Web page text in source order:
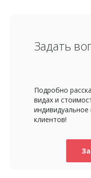
Задать
Подробно
видах и
клиентов!